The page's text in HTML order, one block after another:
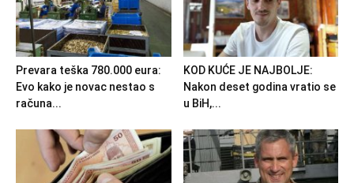
Prevara teška 780.000 eura:
Evo kako je novac nestao s
računa...
KOD KUĆE JE NAJBOLJE:
Nakon deset godina vratio se
u BiH,...